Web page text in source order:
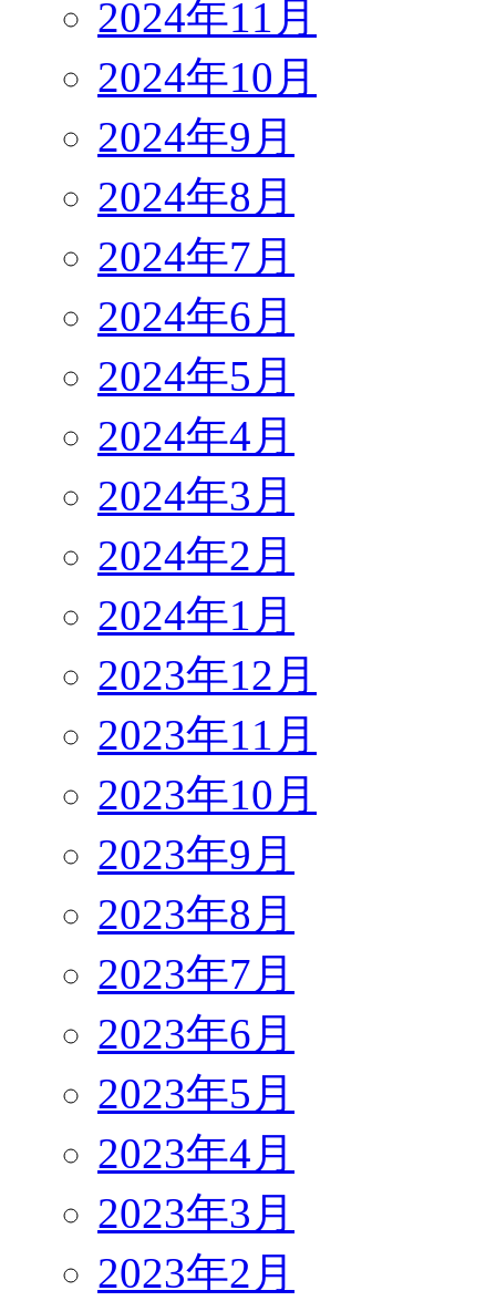
2024年11月
2024年10月
2024年9月
2024年8月
2024年7月
2024年6月
2024年5月
2024年4月
2024年3月
2024年2月
2024年1月
2023年12月
2023年11月
2023年10月
2023年9月
2023年8月
2023年7月
2023年6月
2023年5月
2023年4月
2023年3月
2023年2月